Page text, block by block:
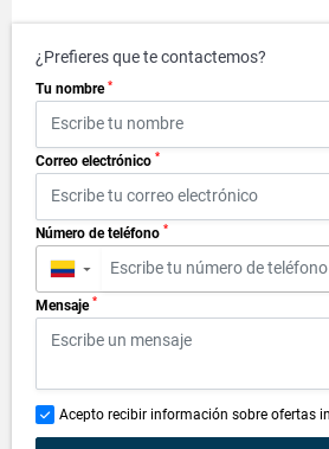
¿Prefieres que te contactemos?
Tu nombre *
Correo electrónico *
Número de teléfono *
▼
Mensaje *
Acepto recibir información sobre ofertas